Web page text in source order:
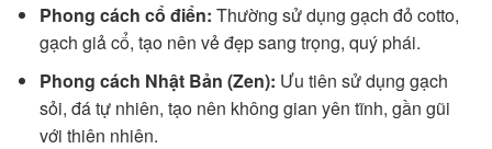
Phong cách cổ điển: Thường sử dụng gạch đỏ cotto,
gạch giả cổ, tạo nên vẻ đẹp sang trọng, quý phái.
Phong cách Nhật Bản (Zen): Ưu tiên sử dụng gạch
sỏi, đá tự nhiên, tạo nên không gian yên tĩnh, gần gũi
với thiên nhiên.